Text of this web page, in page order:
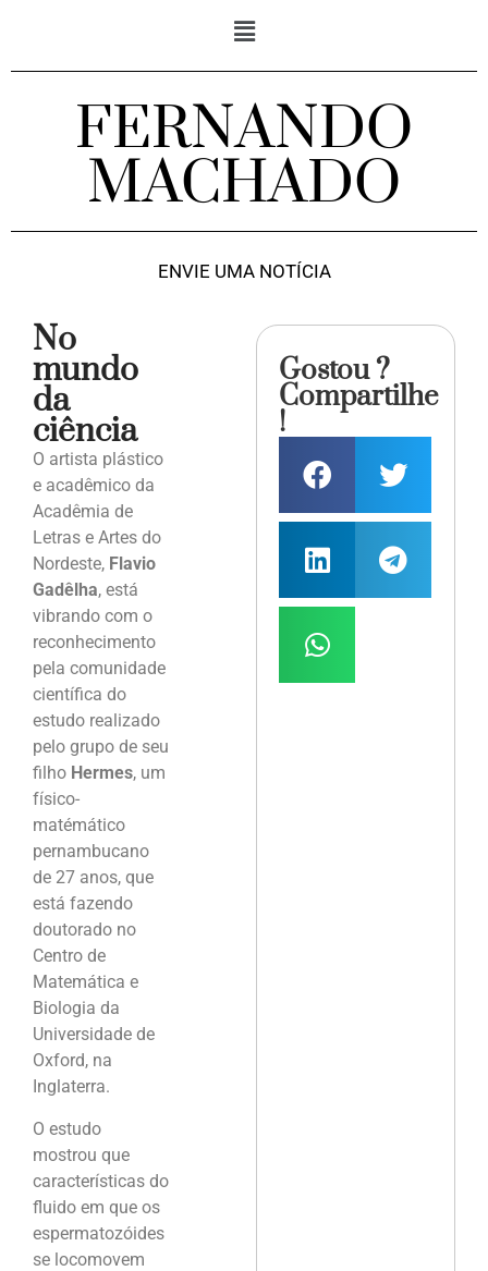
FERNANDO
MACHADO
ENVIE UMA NOTÍCIA
No
mundo
da
ciência
O artista plástico
e acadêmico da
Acadêmia de
Letras e Artes do
Nordeste, Flavio
Gadêlha, está
vibrando com o
reconhecimento
pela comunidade
científica do
estudo realizado
pelo grupo de seu
filho Hermes, um
físico-
matémático
pernambucano
de 27 anos, que
está fazendo
doutorado no
Centro de
Matemática e
Biologia da
Universidade de
Oxford, na
Inglaterra.
O estudo
mostrou que
características do
fluido em que os
espermatozóides
se locomovem
Gostou ?
Compartilhe
!